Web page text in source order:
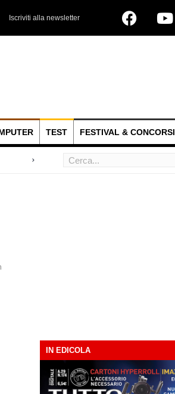
Iscriviti alla newsletter
TEST FESTIVAL & CONCORSI
IN EDICOLA